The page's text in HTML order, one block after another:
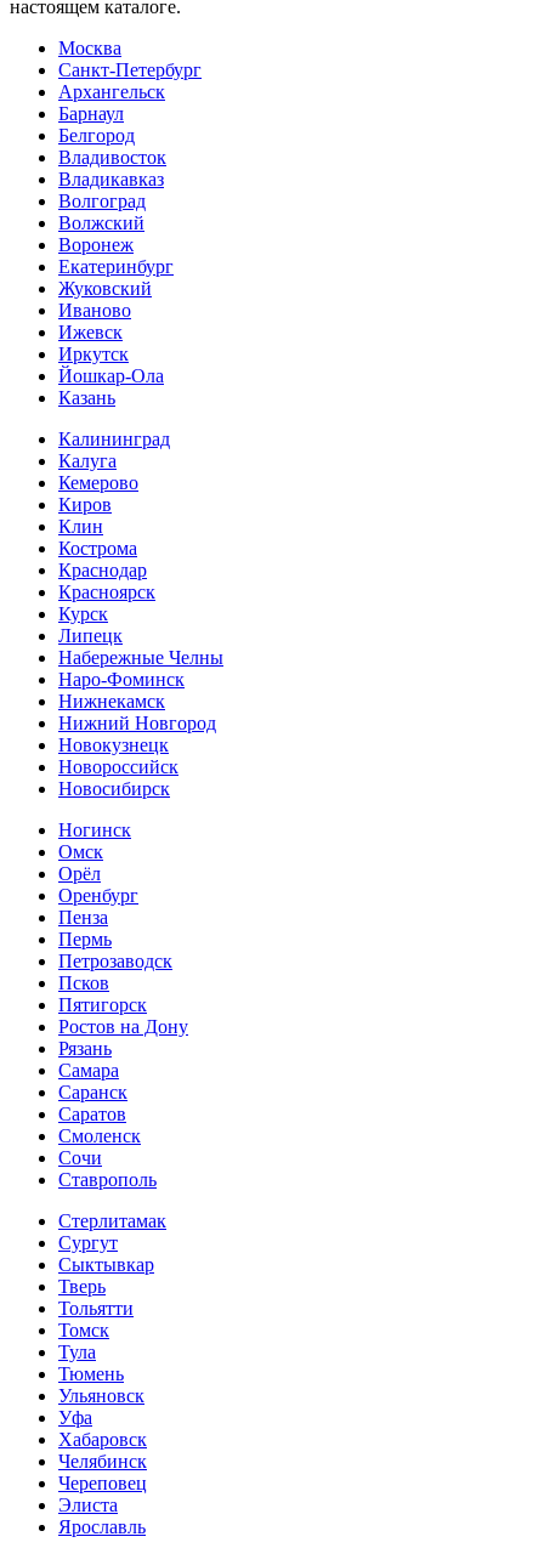
настоящем каталоге.
Москва
Санкт-Петербург
Архангельск
Барнаул
Белгород
Владивосток
Владикавказ
Волгоград
Волжский
Воронеж
Екатеринбург
Жуковский
Иваново
Ижевск
Иркутск
Йошкар-Ола
Казань
Калининград
Калуга
Кемерово
Киров
Клин
Кострома
Краснодар
Красноярск
Курск
Липецк
Набережные Челны
Наро-Фоминск
Нижнекамск
Нижний Новгород
Новокузнецк
Новороссийск
Новосибирск
Ногинск
Омск
Орёл
Оренбург
Пенза
Пермь
Петрозаводск
Псков
Пятигорск
Ростов на Дону
Рязань
Самара
Саранск
Саратов
Смоленск
Сочи
Ставрополь
Стерлитамак
Сургут
Сыктывкар
Тверь
Тольятти
Томск
Тула
Тюмень
Ульяновск
Уфа
Хабаровск
Челябинск
Череповец
Элиста
Ярославль